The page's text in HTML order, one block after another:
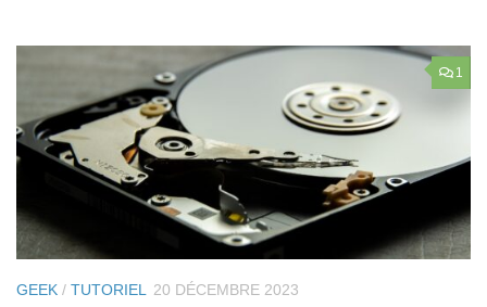
1
GEEK / TUTORIEL 20 DÉCEMBRE 2023